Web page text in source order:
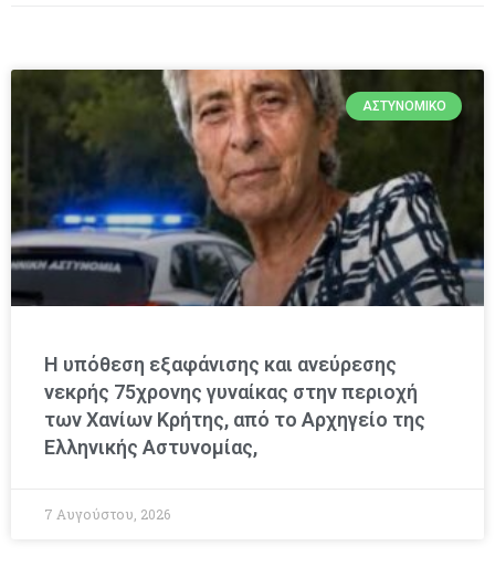
ΑΣΤΥΝΟΜΙΚΌ
Η υπόθεση εξαφάνισης και ανεύρεσης
νεκρής 75χρονης γυναίκας στην περιοχή
των Χανίων Κρήτης, από το Αρχηγείο της
Ελληνικής Αστυνομίας,
7 Αυγούστου, 2026